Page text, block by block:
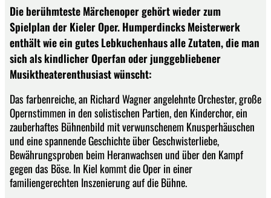
Die berühmteste Märchenoper gehört wieder zum
Spielplan der Kieler Oper. Humperdincks Meisterwerk
enthält wie ein gutes Lebkuchenhaus alle Zutaten, die man
sich als kindlicher Operfan oder junggebliebener
Musiktheaterenthusiast wünscht:
Das farbenreiche, an Richard Wagner angelehnte Orchester, große
Opernstimmen in den solistischen Partien, den Kinderchor, ein
zauberhaftes Bühnenbild mit verwunschenem Knusperhäuschen
und eine spannende Geschichte über Geschwisterliebe,
Bewährungsproben beim Heranwachsen und über den Kampf
gegen das Böse. In Kiel kommt die Oper in einer
familiengerechten Inszenierung auf die Bühne.